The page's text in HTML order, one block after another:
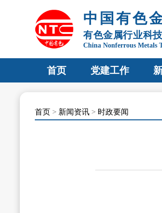
中国有色
有色金属行业科
China Nonferrous Metals
首页 党建工作
首页 > 新闻资讯 > 时政要闻